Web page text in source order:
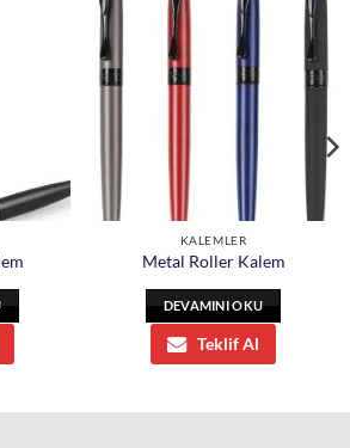
KALEMLER
Metal Roller Kalem
DEVAMINI OKU
Teklif Al